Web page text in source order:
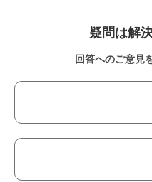
疑問は解
回答へのご意見